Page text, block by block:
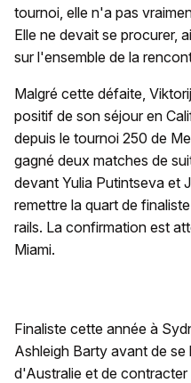
tournoi, elle n'a pas
Elle ne devait se procurer,
sur l'ensemble de la
Malgré cette défaite,
positif de son séjour en
depuis le tournoi 250 de
gagné deux matches de
devant Yulia Putintseva et
remettre la quart de
rails. La confirmation est
Miami.
Finaliste cette année à
Ashleigh Barty avant de se
d'Australie et de contracter